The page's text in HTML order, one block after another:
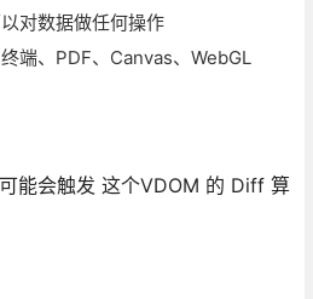
对数据做任何操作
端、PDF、Canvas、WebGL
能会触发 这个VDOM 的 Diff 算